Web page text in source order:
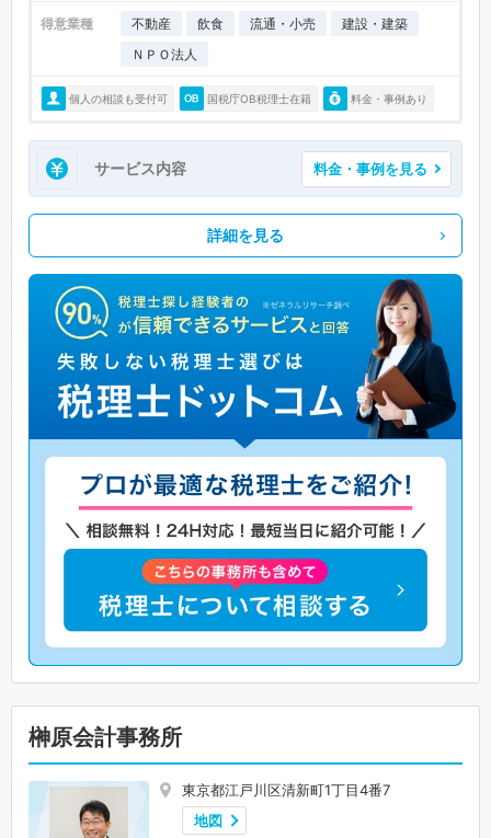
得意業種 不動産 飲食 流通・小売
建設・建築
ＮＰＯ法人
個人の相談も受付可 国税庁OB税理士在籍 料金・事例あり
サービス内容 料金・事例を見る
詳細を見る
榊原会計事務所
東京都江戸川区清新町1丁目4番7
地図